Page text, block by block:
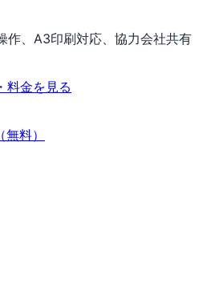
作、A3印刷対応、協力会社共有
料金を見る
料）